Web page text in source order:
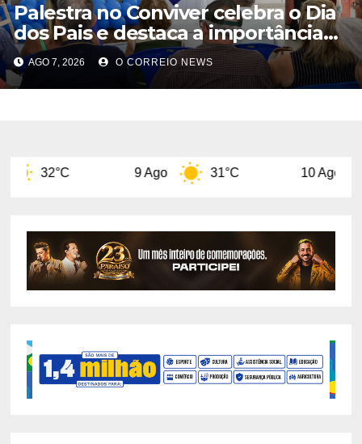
Palestra no Conviver celebra o Dia
dos Pais e destaca a importância
da figura paterna na família
AGO 7, 2026 O CORREIO NEWS
9 Ago 31°C 10 Ago 32°C